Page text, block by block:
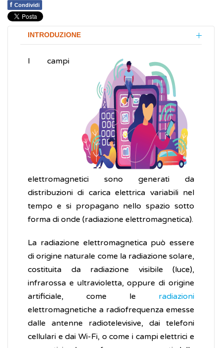
f Condividi
INTRODUZIONE
I campi
elettromagnetici sono generati da
distribuzioni di carica elettrica variabili nel
tempo e si propagano nello spazio sotto
forma di onde (radiazione elettromagnetica).
La radiazione elettromagnetica può essere
di origine naturale come la radiazione solare,
costituita da radiazione visibile (luce),
infrarossa e ultravioletta, oppure di origine
artificiale, come le radiazioni
elettromagnetiche a radiofrequenza emesse
dalle antenne radiotelevisive, dai telefoni
cellulari e dai Wi-Fi, o come i campi elettrici e